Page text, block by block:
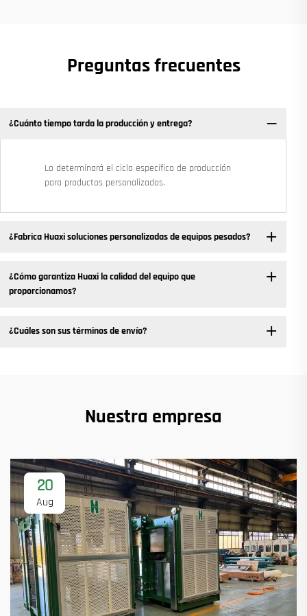
Preguntas frecuentes
¿Cuánto tiempo tarda la producción y entrega?
Lo determinará el ciclo específico de producción
para productos personalizados.
¿Fabrica Huaxi soluciones personalizadas de equipos pesados?
¿Cómo garantiza Huaxi la calidad del equipo que
proporcionamos?
¿Cuáles son sus términos de envío?
Nuestra empresa
20
Aug